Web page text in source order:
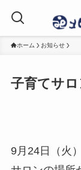
ホーム お知らせ
子育てサ
9月24日（火